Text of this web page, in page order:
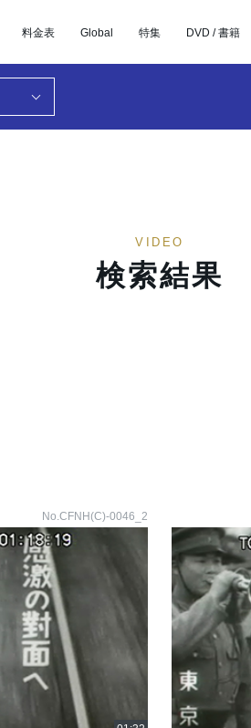
料金表 Global 特集 DVD / 書籍
VIDEO
検索結果
No.CFNH(C)-0046_2